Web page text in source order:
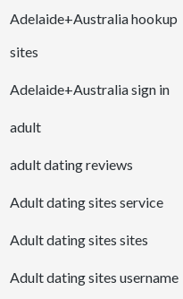
Adelaide+Australia hookup
sites
Adelaide+Australia sign in
adult
adult dating reviews
Adult dating sites service
Adult dating sites sites
Adult dating sites username